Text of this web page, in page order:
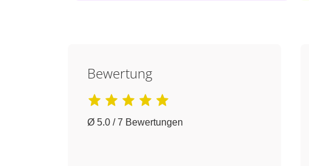
Bewertung
Ø 5.0 / 7 Bewertungen